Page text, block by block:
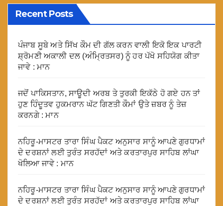
Recent Posts
ਪੰਜਾਬ ਸੂਬੇ ਅਤੇ ਸਿੱਖ ਕੌਮ ਦੀ ਗੱਲ ਕਰਨ ਵਾਲੀ ਇਕੋ ਇਕ ਪਾਰਟੀ
ਸ਼੍ਰੋਮਣੀ ਅਕਾਲੀ ਦਲ (ਅੰਮ੍ਰਿਤਸਰ) ਨੂੰ ਹਰ ਪੱਖੋ ਸਹਿਯੋਗ ਕੀਤਾ
ਜਾਵੇ : ਮਾਨ
ਜਦੋਂ ਪਾਕਿਸਤਾਨ, ਸਾਊਦੀ ਅਰਬ ਤੇ ਤੁਰਕੀ ਇਕੱਠੇ ਹੋ ਗਏ ਹਨ ਤਾਂ
ਹੁਣ ਹਿੰਦੂਤਵ ਹੁਕਮਰਾਨ ਘੱਟ ਗਿਣਤੀ ਕੌਮਾਂ ਉਤੇ ਜ਼ਬਰ ਨੂੰ ਤੇਜ਼
ਕਰਨਗੇ : ਮਾਨ
ਨਹਿਰੂ-ਮਾਸਟਰ ਤਾਰਾ ਸਿੰਘ ਪੈਕਟ ਅਨੁਸਾਰ ਸਾਨੂੰ ਆਪਣੇ ਗੁਰਧਾਮਾਂ
ਦੇ ਦਰਸ਼ਨਾਂ ਲਈ ਤੁਰੰਤ ਸਰਹੱਦਾਂ ਅਤੇ ਕਰਤਾਰਪੁਰ ਸਾਹਿਬ ਲਾਂਘਾ
ਖੋਲਿਆ ਜਾਵੇ : ਮਾਨ
ਨਹਿਰੂ-ਮਾਸਟਰ ਤਾਰਾ ਸਿੰਘ ਪੈਕਟ ਅਨੁਸਾਰ ਸਾਨੂੰ ਆਪਣੇ ਗੁਰਧਾਮਾਂ
ਦੇ ਦਰਸ਼ਨਾਂ ਲਈ ਤੁਰੰਤ ਸਰਹੱਦਾਂ ਅਤੇ ਕਰਤਾਰਪੁਰ ਸਾਹਿਬ ਲਾਂਘਾ